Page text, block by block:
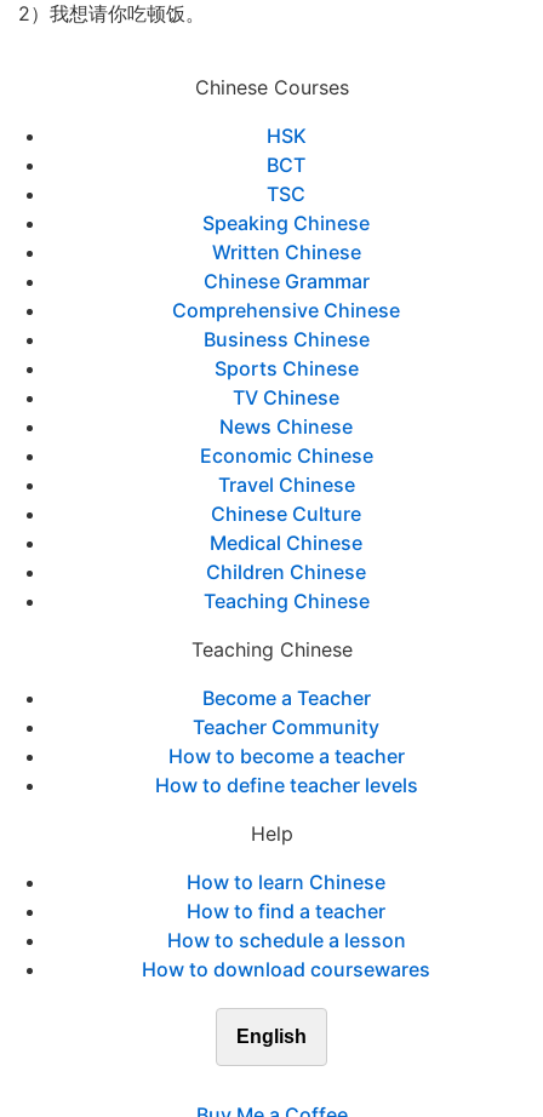
2）我想请你吃顿饭。
Chinese Courses
HSK
BCT
TSC
Speaking Chinese
Written Chinese
Chinese Grammar
Comprehensive Chinese
Business Chinese
Sports Chinese
TV Chinese
News Chinese
Economic Chinese
Travel Chinese
Chinese Culture
Medical Chinese
Children Chinese
Teaching Chinese
Teaching Chinese
Become a Teacher
Teacher Community
How to become a teacher
How to define teacher levels
Help
How to learn Chinese
How to find a teacher
How to schedule a lesson
How to download coursewares
English